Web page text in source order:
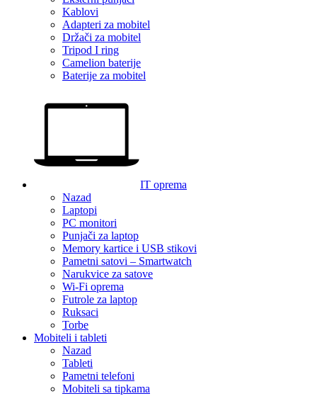
Kablovi
Adapteri za mobitel
Držači za mobitel
Tripod I ring
Camelion baterije
Baterije za mobitel
IT oprema
Nazad
Laptopi
PC monitori
Punjači za laptop
Memory kartice i USB stikovi
Pametni satovi – Smartwatch
Narukvice za satove
Wi-Fi oprema
Futrole za laptop
Ruksaci
Torbe
Mobiteli i tableti
Nazad
Tableti
Pametni telefoni
Mobiteli sa tipkama